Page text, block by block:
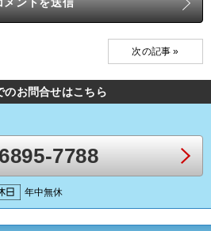
次の記事 »
のお問合せはこちら
7788
年中無休